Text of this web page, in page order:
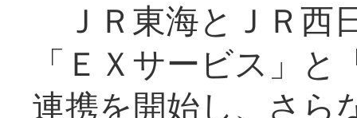
ＪＲ東海とＪＲ西
「ＥＸサービス」
連携を開始し、さら